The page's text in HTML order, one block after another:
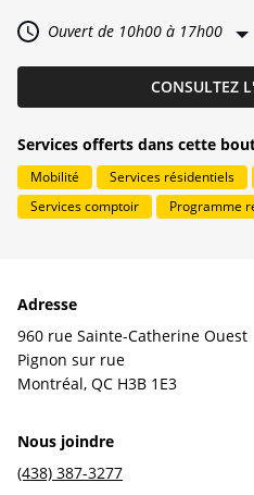
Ouvert de 10h00 à 17h00
CONSULTEZ
Services offerts dans cette
Mobilité Services résidentiels
Services comptoir
Programme
Adresse
960 rue Sainte-Catherine Ouest
Pignon sur rue
Montréal, QC H3B 1E3
Nous joindre
(438) 387-3277